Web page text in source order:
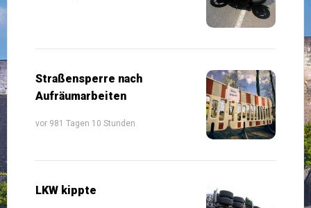
Straßensperre nach
Aufräumarbeiten
vor 981 Tagen 10 Stunden
LKW kippte